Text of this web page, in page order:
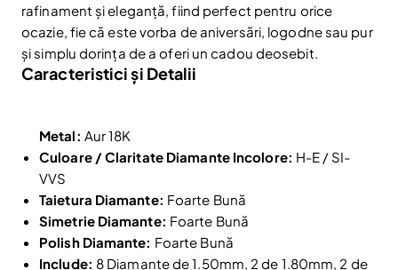
rafinament și eleganță, fiind perfect pentru orice
ocazie, fie că este vorba de aniversări, logodne sau pur
și simplu dorința de a oferi un cadou deosebit.
Caracteristici și Detalii
Metal: Aur 18K
Culoare / Claritate Diamante Incolore: H-E / SI-
VVS
Taietura Diamante: Foarte Bună
Simetrie Diamante: Foarte Bună
Polish Diamante: Foarte Bună
Include: 8 Diamante de 1.50mm, 2 de 1.80mm, 2 de